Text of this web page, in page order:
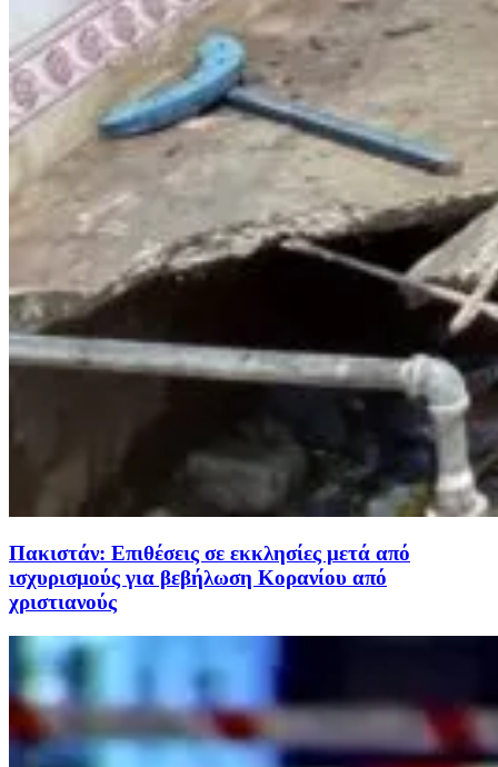
Πακιστάν: Επιθέσεις σε εκκλησίες μετά από
ισχυρισμούς για βεβήλωση Κορανίου από
χριστιανούς